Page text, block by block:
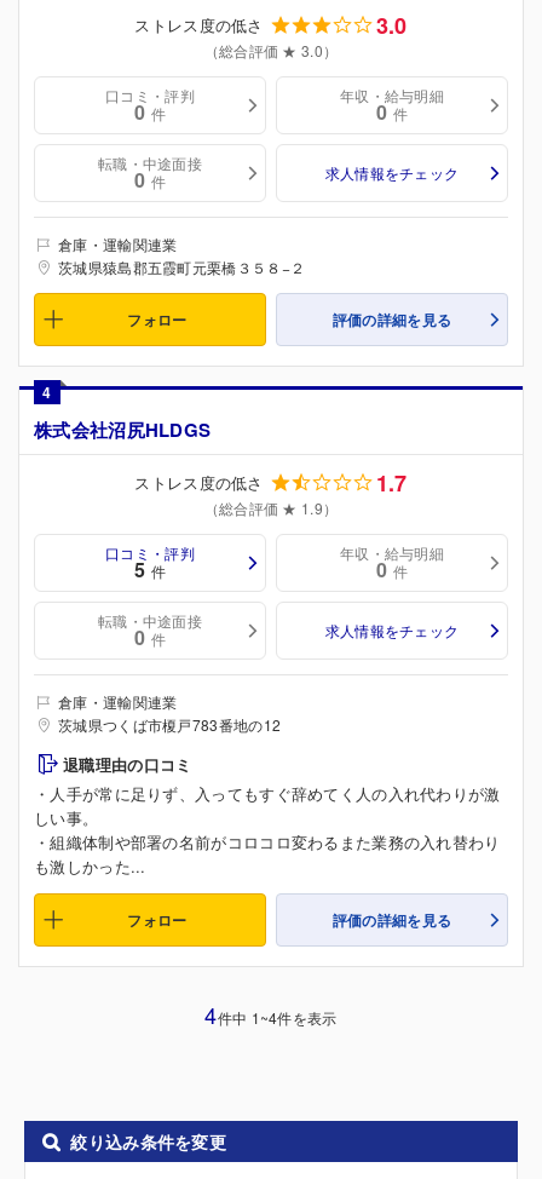
ストレス度の低さ 3.0
（総合評価 ★ 3.0）
口コミ・評判
0 件
年収・給与明細
0 件
転職・中途面接
0 件 求人情報をチェック
倉庫・運輸関連業
茨城県猿島郡五霞町元栗橋３５８−２
フォロー 評価の詳細を見る
4
株式会社沼尻HLDGS
ストレス度の低さ 1.7
（総合評価 ★ 1.9）
口コミ・評判
5 件
年収・給与明細
0 件
転職・中途面接
0 件 求人情報をチェック
倉庫・運輸関連業
茨城県つくば市榎戸783番地の12
退職理由の口コミ
・人手が常に足りず、入ってもすぐ辞めてく人の入れ代わりが激
しい事。
・組織体制や部署の名前がコロコロ変わるまた業務の入れ替わり
も激しかった...
フォロー 評価の詳細を見る
4件中 1~4件を表示
絞り込み条件を変更